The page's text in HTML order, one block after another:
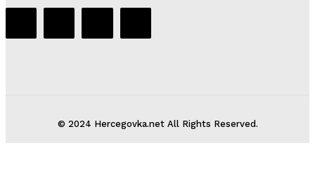
© 2024 Hercegovka.net All Rights Reserved.